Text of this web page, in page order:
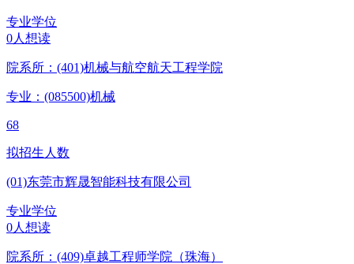
专业学位
0人想读
院系所：(401)机械与航空航天工程学院
专业：(085500)机械
68
拟招生人数
(01)东莞市辉晟智能科技有限公司
专业学位
0人想读
院系所：(409)卓越工程师学院（珠海）